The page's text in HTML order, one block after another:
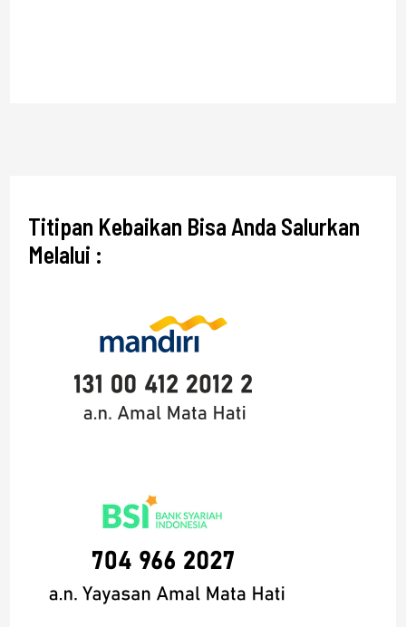
Titipan Kebaikan Bisa Anda Salurkan
Melalui :